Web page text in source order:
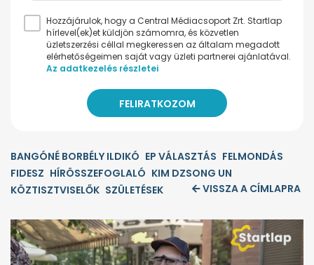
Hozzájárulok, hogy a Central Médiacsoport Zrt. Startlap
hírlevel(ek)et küldjön számomra, és közvetlen
üzletszerzési céllal megkeressen az általam megadott
elérhetőségeimen saját vagy üzleti partnerei ajánlatával.
Az adatkezelés részletei
BANGÓNÉ BORBÉLY ILDIKÓ EP VÁLASZTÁS FELMONDÁS
FIDESZ HÍRÖSSZEFOGLALÓ KIM DZSONG UN
KÖZTISZTVISELŐK SZÜLETÉSEK VISSZA A CÍMLAPRA